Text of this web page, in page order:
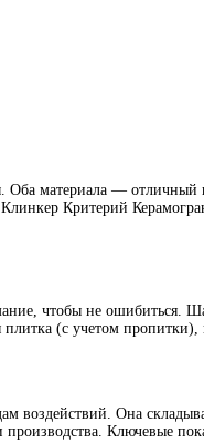
материала — отличный
Критерий
чтобы не ошибиться.
плитка (с учетом
воздействий. Она
Ключевые